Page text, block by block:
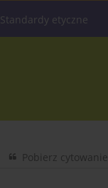
Standardy etyczne
Pobierz cytowanie